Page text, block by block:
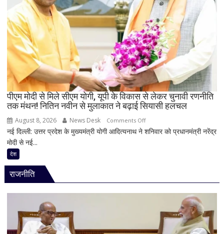
बारिश
के
बीच
हाउसबोट
से
लिया
बैकवॉटर
का
आनंद
पीएम मोदी से मिले सीएम योगी, यूपी के विकास से लेकर चुनावी रणनीति
तक मंथन! नितिन नवीन से मुलाकात ने बढ़ाई सियासी हलचल
August 8, 2026 News Desk Comments Offon
पीएम
से
नई दिल्ली: उत्तर प्रदेश के मुख्यमंत्री योगी आदित्यनाथ ने शनिवार को प्रधानमंत्री नरेंद्र
मोदी से नई...
देश
राजनीति